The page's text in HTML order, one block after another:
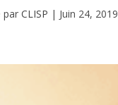
parCLISP | Juin 24, 2019